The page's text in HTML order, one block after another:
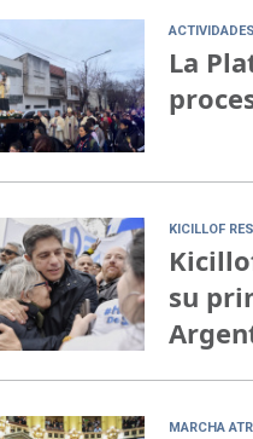
ACTIVIDADES
La
KICILLOF
su
MARCHA